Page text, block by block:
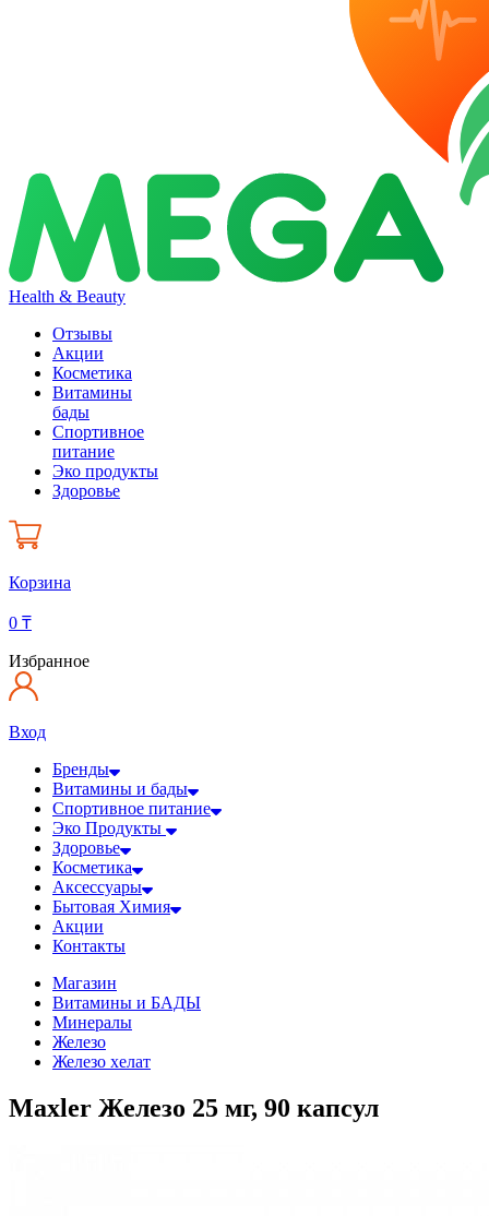
Health & Beauty
Отзывы
Акции
Косметика
Витамины
бады
Спортивное
питание
Эко продукты
Здоровье
Корзина
0 ₸
Избранное
Вход
Бренды
Витамины и бады
Спортивное питание
Эко Продукты
Здоровье
Косметика
Аксессуары
Бытовая Химия
Акции
Контакты
Магазин
Витамины и БАДЫ
Минералы
Железо
Железо хелат
Maxler Железо 25 мг, 90 капсул